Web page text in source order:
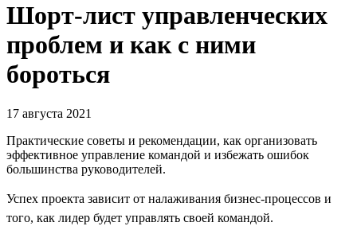
Шорт-лист управленческих
проблем и как с ними
бороться
17 августа 2021
Практические советы и рекомендации, как организовать
эффективное управление командой и избежать ошибок
большинства руководителей.
Успех проекта зависит от налаживания бизнес-процессов и
того, как лидер будет управлять своей командой.